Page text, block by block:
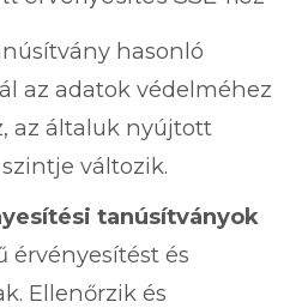
hasonló
az adatok védelméhez
az általuk nyújtott
változik.
tanúsítványok
érvényesítést és
Ellenőrzik és